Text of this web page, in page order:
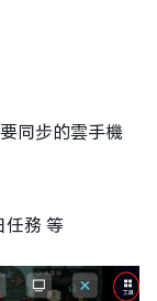
同步的雲手機
任務 等